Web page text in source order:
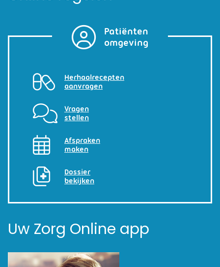
Patiënten
omgeving
Herhaalrecepten
aanvragen
Vragen
stellen
Afspraken
maken
Dossier
bekijken
Uw Zorg Online app